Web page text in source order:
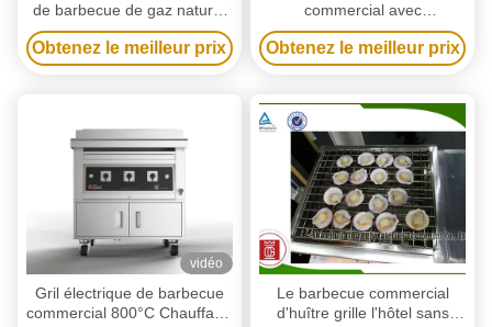
de barbecue de gaz naturel
du gril 380V de barbecue de
chiche-kebab
Obtenez le meilleur prix
commercial avec
construction en acier
inoxydable 304, utilisation
multifonctionnelle et
300 à 600 °C
Obtenez le meilleur prix
vidéo
Gril électrique de barbecue
commercial 800°C Chauffage
Le barbecue commercial
d'huître grille l'hôtel sans